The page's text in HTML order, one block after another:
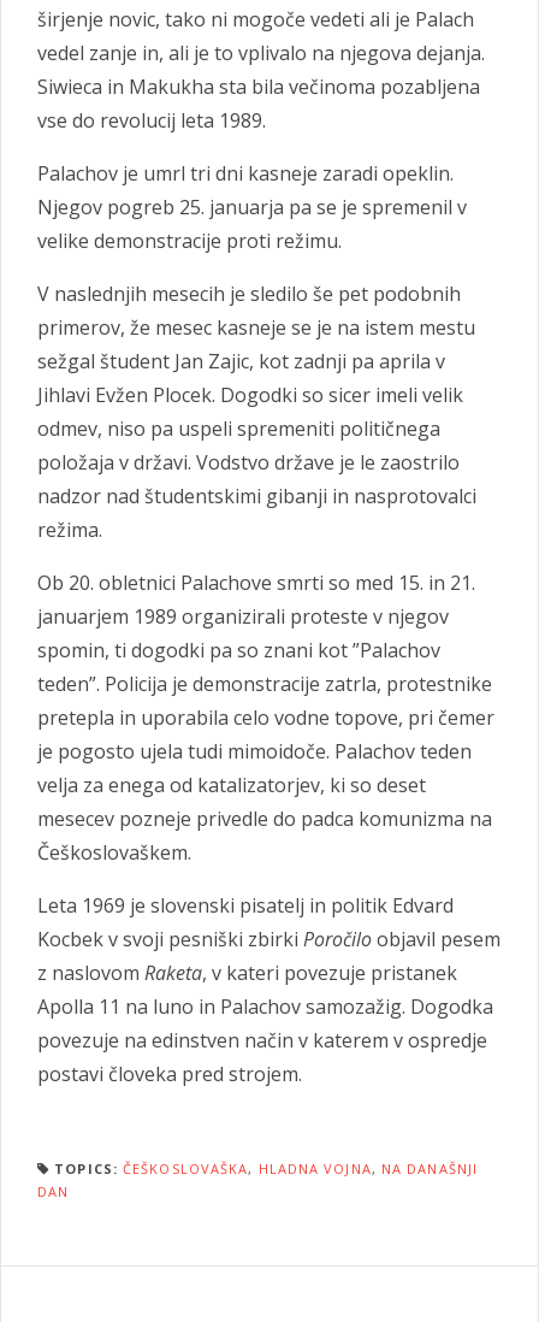
širjenje novic, tako ni mogoče vedeti ali je Palach
vedel zanje in, ali je to vplivalo na njegova dejanja.
Siwieca in Makukha sta bila večinoma pozabljena
vse do revolucij leta 1989.
Palachov je umrl tri dni kasneje zaradi opeklin.
Njegov pogreb 25. januarja pa se je spremenil v
velike demonstracije proti režimu.
V naslednjih mesecih je sledilo še pet podobnih
primerov, že mesec kasneje se je na istem mestu
sežgal študent Jan Zajic, kot zadnji pa aprila v
Jihlavi Evžen Plocek. Dogodki so sicer imeli velik
odmev, niso pa uspeli spremeniti političnega
položaja v državi. Vodstvo države je le zaostrilo
nadzor nad študentskimi gibanji in nasprotovalci
režima.
Ob 20. obletnici Palachove smrti so med 15. in 21.
januarjem 1989 organizirali proteste v njegov
spomin, ti dogodki pa so znani kot ”Palachov
teden”. Policija je demonstracije zatrla, protestnike
pretepla in uporabila celo vodne topove, pri čemer
je pogosto ujela tudi mimoidoče. Palachov teden
velja za enega od katalizatorjev, ki so deset
mesecev pozneje privedle do padca komunizma na
Češkoslovaškem.
Leta 1969 je slovenski pisatelj in politik Edvard
Kocbek v svoji pesniški zbirki Poročiloobjavil pesem
z naslovom Raketa, v kateri povezuje pristanek
Apolla 11 na luno in Palachov samozažig. Dogodka
povezuje na edinstven način v katerem v ospredje
postavi človeka pred strojem.
TOPICS: ČEŠKOSLOVAŠKA, HLADNA VOJNA, NA DANAŠNJI
DAN